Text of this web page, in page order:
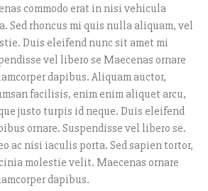
commodo erat in nisi vehicula
Sed rhoncus mi quis nulla aliquam, vel
Duis eleifend nunc sit amet mi
vel libero se Maecenas ornare
dapibus. Aliquam auctor,
facilisis, enim enim aliquet arcu,
justo turpis id neque. Duis eleifend
ornare. Suspendisse vel libero se.
ac nisi iaculis porta. Sed sapien tortor,
molestie velit. Maecenas ornare
dapibus.